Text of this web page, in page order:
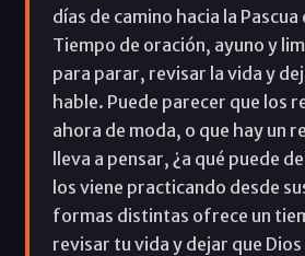
días de camino hacia la Pascua
Tiempo de oración, ayuno y
para parar, revisar la vida y
hable. Puede parecer que los
ahora de moda, o que hay un
lleva a pensar, ¿a qué puede
los viene practicando desde
formas distintas ofrece un
revisar tu vida y dejar que Dios